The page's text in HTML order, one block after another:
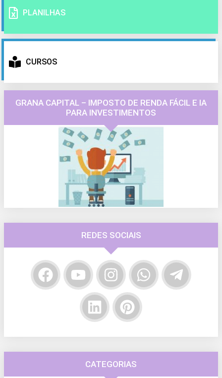
PLANILHAS
CURSOS
GRANA CAPITAL – IMPOSTO DE RENDA FÁCIL E IA
PARA INVESTIMENTOS
REDES SOCIAIS
CATEGORIAS